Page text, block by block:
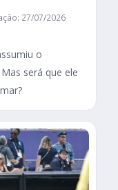
27/07/2026
o
será que ele